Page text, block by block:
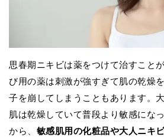
思春期ニキビは薬をつけて治すこと
び用の薬は刺激が強すぎて肌の乾燥
子を崩してしまうこともあります。
肌は乾燥していて普段より敏感にな
から、 敏感肌用の化粧品や大人ニキ